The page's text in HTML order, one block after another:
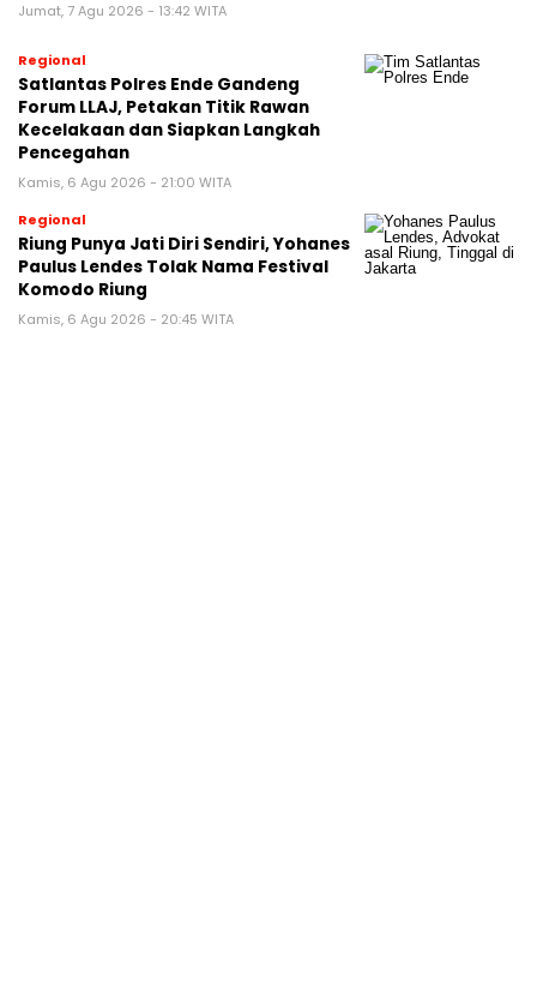
Jumat, 7 Agu 2026 - 13:42 WITA
Regional
Satlantas Polres Ende Gandeng
Forum LLAJ, Petakan Titik Rawan
Kecelakaan dan Siapkan Langkah
Pencegahan
Kamis, 6 Agu 2026 - 21:00 WITA
Regional
Riung Punya Jati Diri Sendiri, Yohanes
Paulus Lendes Tolak Nama Festival
Komodo Riung
Kamis, 6 Agu 2026 - 20:45 WITA